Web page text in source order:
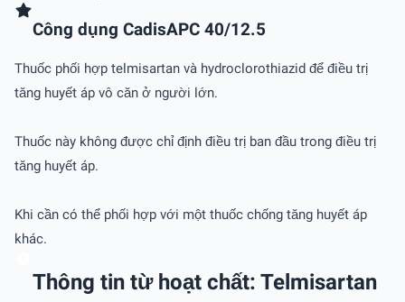
Công dụng CadisAPC 40/12.5
Thuốc phối hợp telmisartan và hydroclorothiazid để điều trị
tăng huyết áp vô căn ở người lớn.
Thuốc này không được chỉ định điều trị ban đầu trong điều trị
tăng huyết áp.
Khi cần có thể phối hợp với một thuốc chống tăng huyết áp
khác.
Thông tin từ hoạt chất: Telmisartan